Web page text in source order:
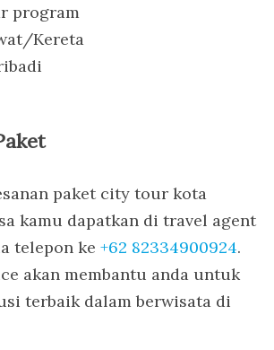
program
Kereta
paket city tour kota
kamu dapatkan di travel agent
telepon ke +62 82334900924.
akan membantu anda untuk
terbaik dalam berwisata di